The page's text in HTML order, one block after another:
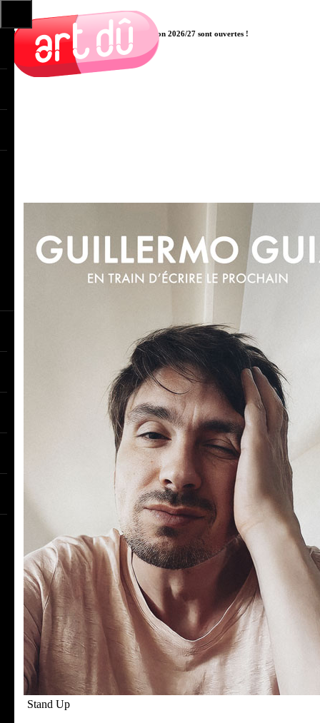
Les pré-inscriptions aux cours pour la saison 2026/27 sont ouvertes !
Stand Up